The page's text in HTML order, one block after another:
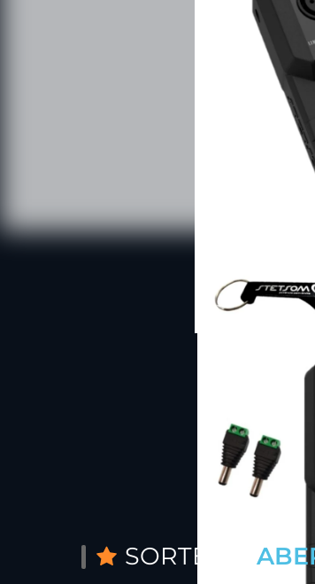
SORTEIOS